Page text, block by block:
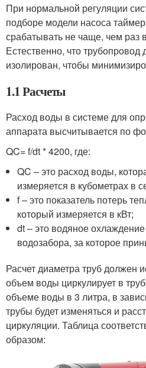
При нормальной регуляции
подборе модели насоса
срабатывать не чаще, чем раз
Естественно, что
изолирован, чтобы
1.1 Расчеты
Расход воды в системе для
аппарата высчитывается по
QC= f/dt * 4200, где:
QC – это расход воды,
измеряется в кубометрах в
f – это показатель потерь
который измеряется в кВт;
dt – это водяное
водозабора, за которое
Расчет диаметра труб должен
объем воды циркулирует в
объеме воды в 3 литра, в
трубы будет изменяться и
циркуляции. Таблица
образом: